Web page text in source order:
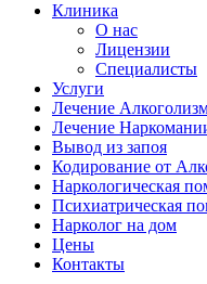
Клиника
О нас
Лицензии
Специалисты
Услуги
Лечение
Лечение
Вывод из запоя
Кодирование от
Наркологическая
Психиатрическая
Нарколог на дом
Цены
Контакты